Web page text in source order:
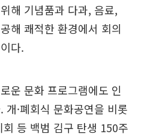
해 기념품과 다과, 음료,
해 쾌적한 환경에서 회의
다.
운 문화 프로그램에도 인
개·폐회식 문화공연을 비롯
등 백범 김구 탄생 150주